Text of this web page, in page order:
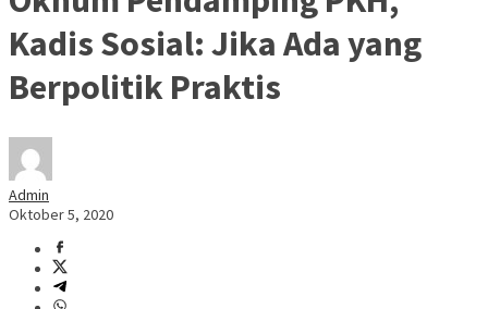
Kadis Sosial: Jika Ada yang
Berpolitik Praktis
Admin
Oktober 5, 2020